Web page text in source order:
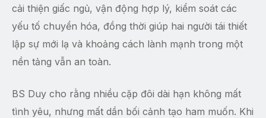
cải thiện giấc ngủ, vận động hợp lý, kiểm soát các
yếu tố chuyển hóa, đồng thời giúp hai người tái thiết
lập sự mới lạ và khoảng cách lành mạnh trong một
nền tảng vẫn an toàn.
BS Duy cho rằng nhiều cặp đôi dài hạn không mất
tình yêu, nhưng mất dần bối cảnh tạo ham muốn. Khi